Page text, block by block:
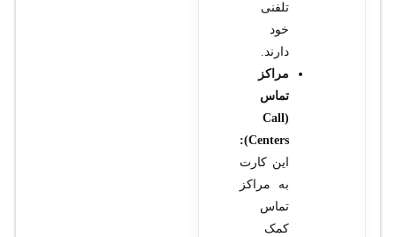
تلفنی
خود
دارند.
مراکز
تماس
(Call
Centers):
این کارت
به مراکز
تماس
کمک